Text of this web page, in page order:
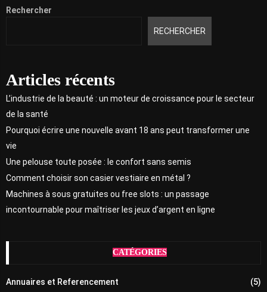
Rechercher
RECHERCHER
Articles récents
L’industrie de la beauté : un moteur de croissance pour le secteur
de la santé
Pourquoi écrire une nouvelle avant 18 ans peut transformer une
vie
Une pelouse toute posée : le confort sans semis
Comment choisir son casier vestiaire en métal ?
Machines à sous gratuites ou free slots : un passage
incontournable pour maîtriser les jeux d’argent en ligne
CATÉGORIES
Annuaires et Referencement
(5)